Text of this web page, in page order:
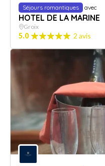
Séjours romantiques avec
HOTEL DE LA MARINE
Groix
5.0 2 avis